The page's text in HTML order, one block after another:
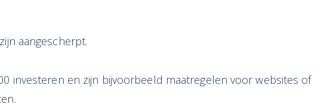
aangescherpt.
investeren en zijn bijvoorbeeld maatregelen voor websites of